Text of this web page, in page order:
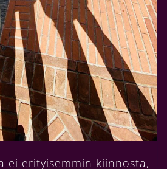
ei erityisemmin kiinnosta,